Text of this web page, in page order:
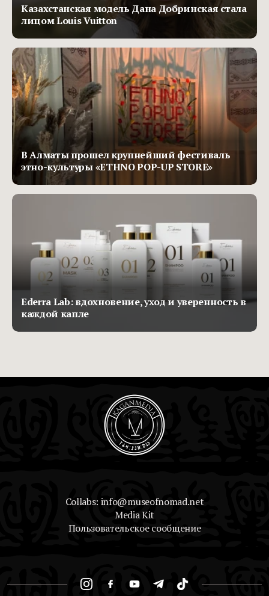
Казахстанская модель Дана Добринская стала
лицом Louis Vuitton
В Алматы прошел крупнейший фестиваль
этно-культуры «ETHNO POP-UP STORE»
Ederra Lab: вдохновение, уход и уверенность в
каждой капле
Collabs: info@museofnomad.net
Media Kit
Пользовательское сообщение